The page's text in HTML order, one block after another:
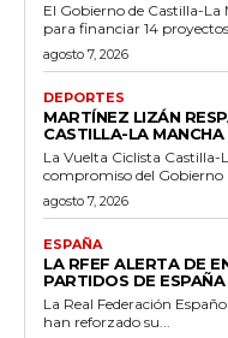
El Gobierno de Castilla-
para financiar 14 proyectos
agosto 7, 2026
DEPORTES
MARTÍNEZ LIZÁN
CASTILLA-LA MANCHA
La Vuelta Ciclista Castilla-
compromiso del Gobierno
agosto 7, 2026
ESPAÑA
LA RFEF ALERTA DE
PARTIDOS DE ESPAÑA
La Real Federación
han reforzado su...